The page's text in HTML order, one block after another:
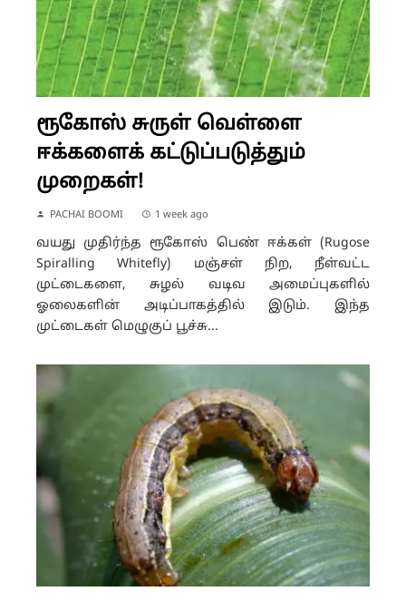
ரூகோஸ் சுருள் வெள்ளை
ஈக்களைக் கட்டுப்படுத்தும்
முறைகள்!
PACHAI BOOMI 1 week ago
வயது முதிர்ந்த ரூகோஸ் பெண் ஈக்கள் (Rugose
Spiralling Whitefly) மஞ்சள் நிற, நீள்வட்ட
முட்டைகளை, சுழல் வடிவ அமைப்புகளில்
ஓலைகளின் அடிப்பாகத்தில் இடும். இந்த
முட்டைகள் மெழுகுப் பூச்சு...